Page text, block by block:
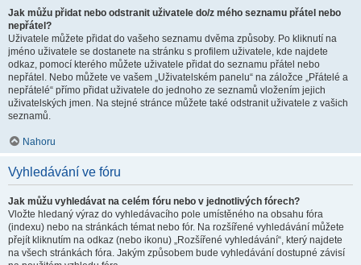
Jak můžu přidat nebo odstranit uživatele do/z mého seznamu přátel nebo
nepřátel?
Uživatele můžete přidat do vašeho seznamu dvěma způsoby. Po kliknutí na
jméno uživatele se dostanete na stránku s profilem uživatele, kde najdete
odkaz, pomocí kterého můžete uživatele přidat do seznamu přátel nebo
nepřátel. Nebo můžete ve vašem „Uživatelském panelu“ na záložce „Přátelé a
nepřátelé“ přímo přidat uživatele do jednoho ze seznamů vložením jejich
uživatelských jmen. Na stejné stránce můžete také odstranit uživatele z vašich
seznamů.
Nahoru
Vyhledávání ve fóru
Jak můžu vyhledávat na celém fóru nebo v jednotlivých fórech?
Vložte hledaný výraz do vyhledávacího pole umístěného na obsahu fóra
(indexu) nebo na stránkách témat nebo fór. Na rozšířené vyhledávání můžete
přejít kliknutím na odkaz (nebo ikonu) „Rozšířené vyhledávání“, který najdete
na všech stránkách fóra. Jakým způsobem bude vyhledávání dostupné závisí